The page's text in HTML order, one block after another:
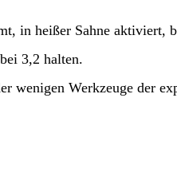
in heißer Sahne aktiviert,
3,2 halten.
wenigen Werkzeuge der